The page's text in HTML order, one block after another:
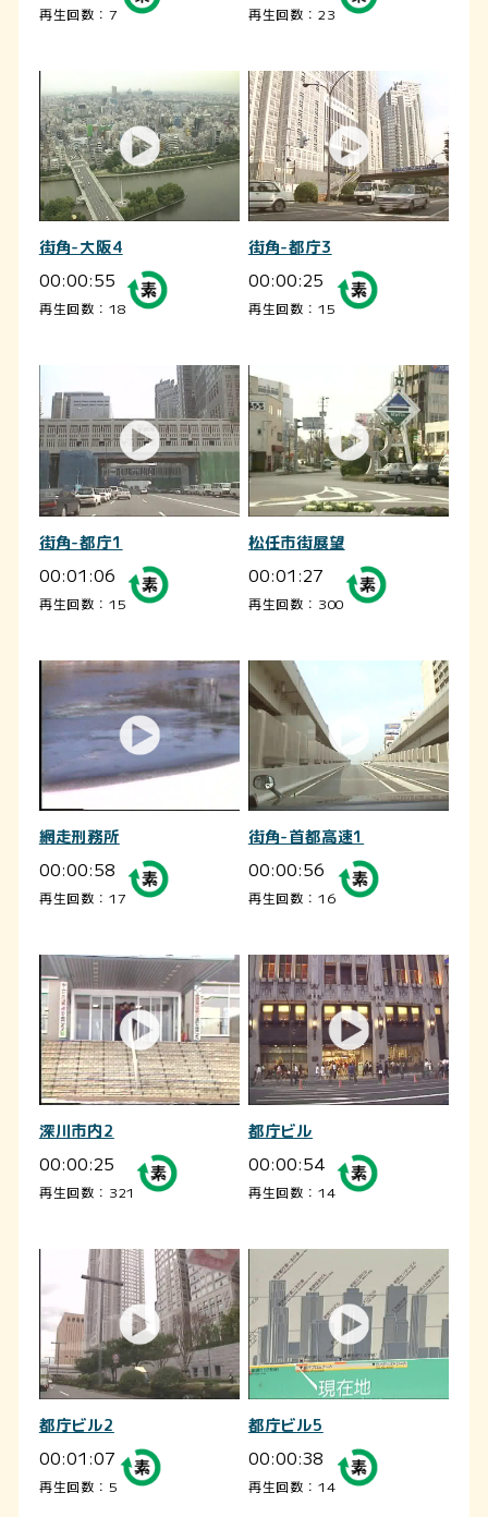
再生回数：7 再生回数：23
街角-大阪4
00:00:55
再生回数：18
街角-都庁3
00:00:25
再生回数：15
街角-都庁1
00:01:06
再生回数：15
松任市街展望
00:01:27
再生回数：300
網走刑務所
00:00:58
再生回数：17
街角-首都高速1
00:00:56
再生回数：16
深川市内2
00:00:25
再生回数：321
都庁ビル
00:00:54
再生回数：14
都庁ビル2
00:01:07
再生回数：5
都庁ビル5
00:00:38
再生回数：14